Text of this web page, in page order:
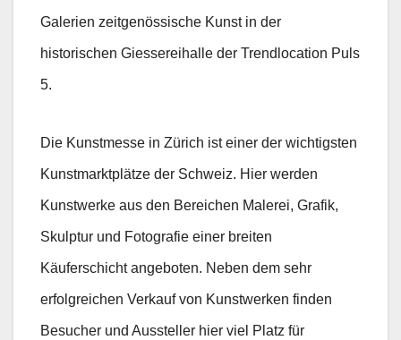
Galerien zeitgenössische Kunst in der
historischen Giessereihalle der Trendlocation Puls
5.
Die Kunstmesse in Zürich ist einer der wichtigsten
Kunstmarktplätze der Schweiz. Hier werden
Kunstwerke aus den Bereichen Malerei, Grafik,
Skulptur und Fotografie einer breiten
Käuferschicht angeboten. Neben dem sehr
erfolgreichen Verkauf von Kunstwerken finden
Besucher und Aussteller hier viel Platz für